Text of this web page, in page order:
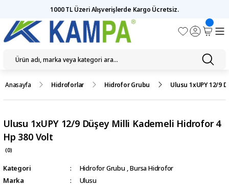
1000 TL Üzeri Alışverişlerde Kargo Ücretsiz.
Anasayfa Hidroforlar Hidrofor Grubu Ulusu 1xUPY 12/9
Ulusu 1xUPY 12/9 Düşey Milli Kademeli Hidrofor 4
Hp 380 Volt
(0)
Kategori Hidrofor Grubu ,Bursa Hidrofor
Marka
Ulusu